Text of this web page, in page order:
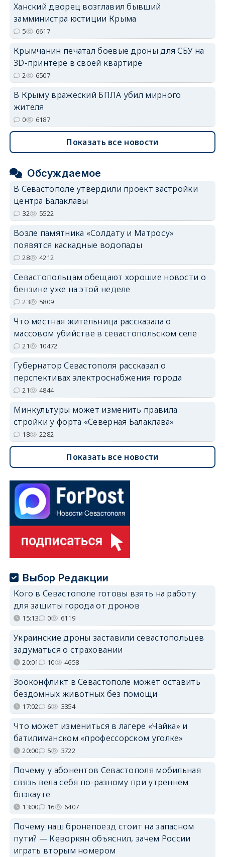
Ханский дворец возглавил бывший
замминистра юстиции Крыма
5 6617
Крымчанин печатал боевые дроны для СБУ на
3D-принтере в своей квартире
2 6507
В Крыму вражеский БПЛА убил мирного
жителя
0 6187
Показать все новости
Обсуждаемое
В Севастополе утвердили проект застройки
центра Балаклавы
32 5522
Возле памятника «Солдату и Матросу»
появятся каскадные водопады
28 4212
Севастопольцам обещают хорошие новости о
бензине уже на этой неделе
23 5809
Что местная жительница рассказала о
массовом убийстве в севастопольском селе
21 10472
Губернатор Севастополя рассказал о
перспективах электроснабжения города
21 4844
Минкультуры может изменить правила
стройки у форта «Северная Балаклава»
18 2282
Показать все новости
Выбор Редакции
Кого в Севастополе готовы взять на работу
для защиты города от дронов
15:13 0 6119
Украинские дроны заставили севастопольцев
задуматься о страховании
20:01 10 4658
Зооконфликт в Севастополе может оставить
бездомных животных без помощи
17:02 6 3354
Что может измениться в лагере «Чайка» и
батилиманском «профессорском уголке»
20:00 5 3722
Почему у абонентов Севастополя мобильная
связь вела себя по-разному при утреннем
блэкауте
13:00 16 6407
Почему наш бронепоезд стоит на запасном
пути? — Кеворкян объяснил, зачем России
играть вторым номером